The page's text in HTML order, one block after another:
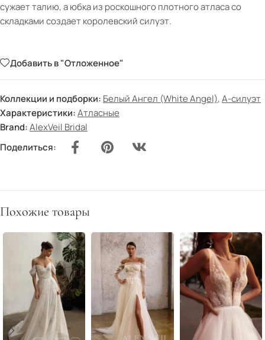
сужает талию, а юбка из роскошного плотного атласа со
складками создает королевский силуэт.
Добавить в "Отложенное"
Коллекции и подборки: Белый Ангел (White Angel),А-силуэт
Характеристики:Атласные
Brand:AlexVeil Bridal
Поделиться:
Похожие товары